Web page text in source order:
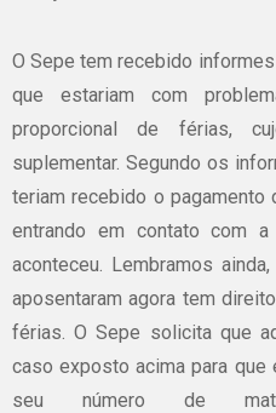
O Sepe tem recebido
que estariam com
proporcional de férias,
suplementar. Segundo os
teriam recebido o
entrando em contato com a
aconteceu. Lembramos
aposentaram agora tem
férias. O Sepe solicita que
caso exposto acima para que
seu número de